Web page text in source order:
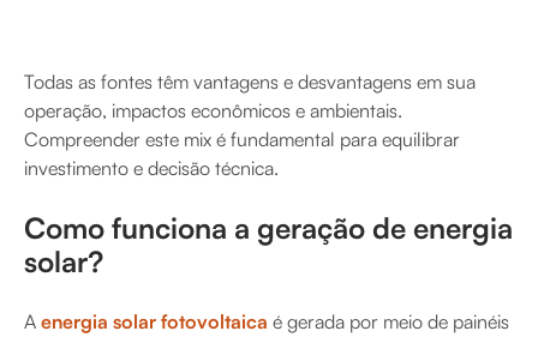
Todas as fontes têm vantagens e desvantagens em sua
operação, impactos econômicos e ambientais.
Compreender este mix é fundamental para equilibrar
investimento e decisão técnica.
Como funciona a geração de energia
solar?
A energia solar fotovoltaica é gerada por meio de painéis